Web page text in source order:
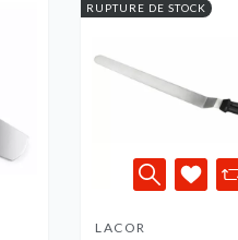
RUPTURE DE STOCK
LACOR